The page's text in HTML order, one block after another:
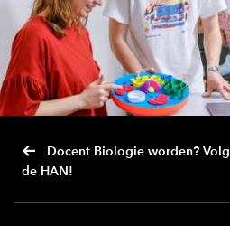
Docent Biologie worden?
de HAN!